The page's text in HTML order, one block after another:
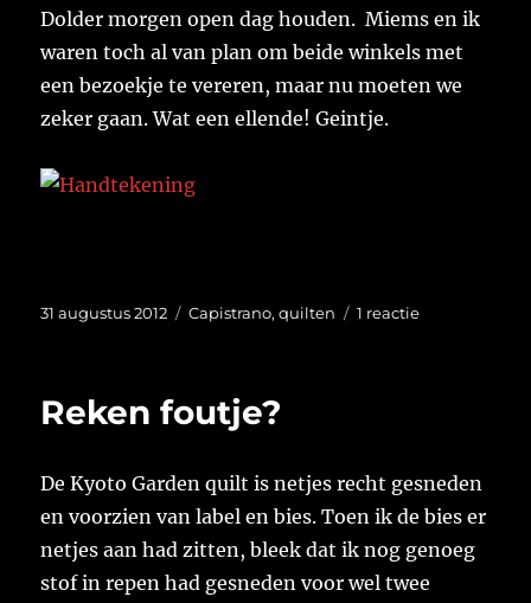
Dolder morgen open dag houden. Miems en ik
waren toch al van plan om beide winkels met
een bezoekje te vereren, maar nu moeten we
zeker gaan. Wat een ellende! Geintje.
Geplaatst
31 augustus 2012 Categorieën
Capistrano,quilten 1 reactieop
Reken foutje?
De Kyoto Garden quilt is netjes recht gesneden
en voorzien van label en bies. Toen ik de bies er
netjes aan had zitten, bleek dat ik nog genoeg
stof in repen had gesneden voor wel twee